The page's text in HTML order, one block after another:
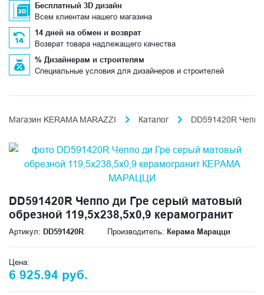
Бесплатный 3D дизайн
Всем клиентам нашего магазина
14 дней на обмен и возврат
Возврат товара надлежащего качества
% Дизайнерам и строителям
Специальные условия для дизайнеров и строителей
Магазин KERAMA MARAZZI Каталог DD591420R
DD591420R Чеппо ди Гре серый матовый
обрезной 119,5x238,5x0,9 керамогранит
Артикул: DD591420R Производитель: Керама Марацци
Цена:
6 925.94 руб.